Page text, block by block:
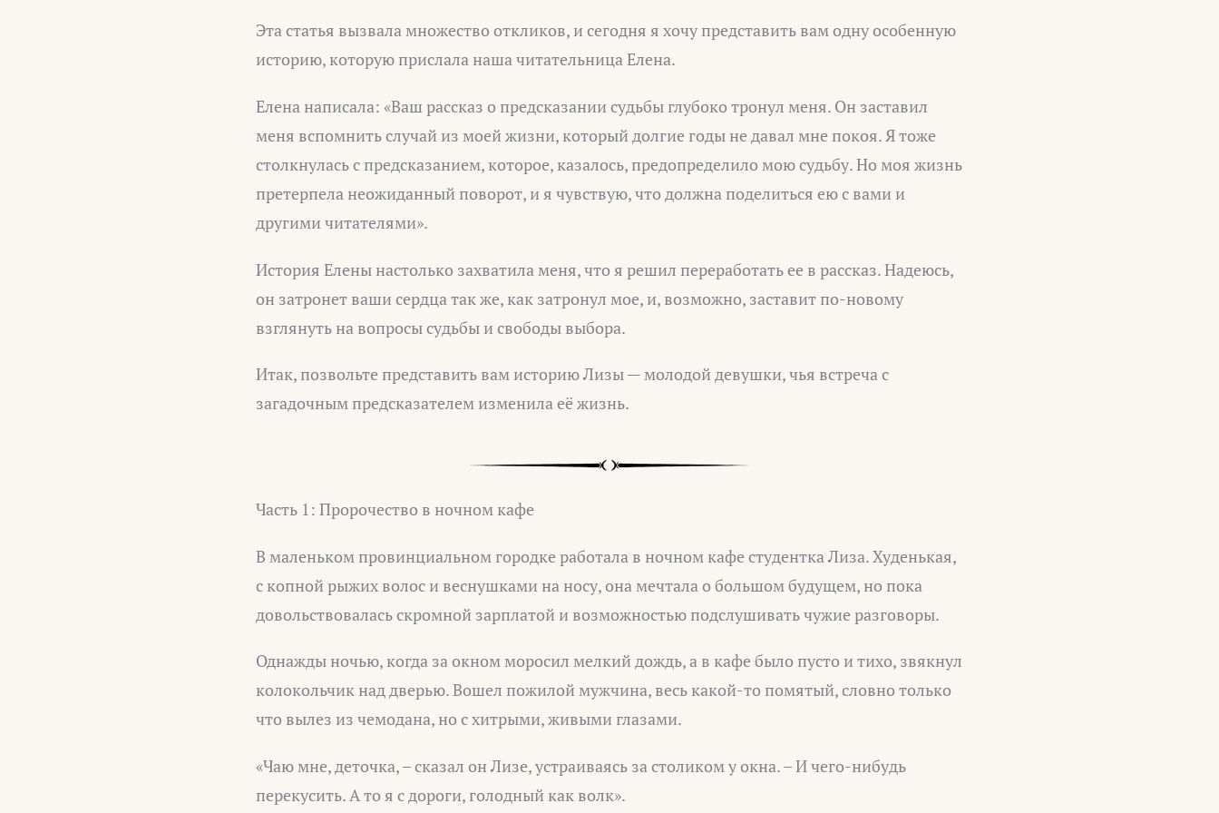
Эта статья вызвала множество откликов, и сегодня я хочу представить вам одну особенную
историю, которую прислала наша читательница Елена.
Елена написала: «Ваш рассказ о предсказании судьбы глубоко тронул меня. Он заставил
меня вспомнить случай из моей жизни, который долгие годы не давал мне покоя. Я тоже
столкнулась с предсказанием, которое, казалось, предопределило мою судьбу. Но моя жизнь
претерпела неожиданный поворот, и я чувствую, что должна поделиться ею с вами и
другими читателями».
История Елены настолько захватила меня, что я решил переработать ее в рассказ. Надеюсь,
он затронет ваши сердца так же, как затронул мое, и, возможно, заставит по-новому
взглянуть на вопросы судьбы и свободы выбора.
Итак, позвольте представить вам историю Лизы — молодой девушки, чья встреча с
загадочным предсказателем изменила её жизнь.
Часть 1: Пророчество в ночном кафе
В маленьком провинциальном городке работала в ночном кафе студентка Лиза. Худенькая,
с копной рыжих волос и веснушками на носу, она мечтала о большом будущем, но пока
довольствовалась скромной зарплатой и возможностью подслушивать чужие разговоры.
Однажды ночью, когда за окном моросил мелкий дождь, а в кафе было пусто и тихо, звякнул
колокольчик над дверью. Вошел пожилой мужчина, весь какой-то помятый, словно только
что вылез из чемодана, но с хитрыми, живыми глазами.
«Чаю мне, деточка, – сказал он Лизе, устраиваясь за столиком у окна. – И чего-нибудь
перекусить. А то я с дороги, голодный как волк».